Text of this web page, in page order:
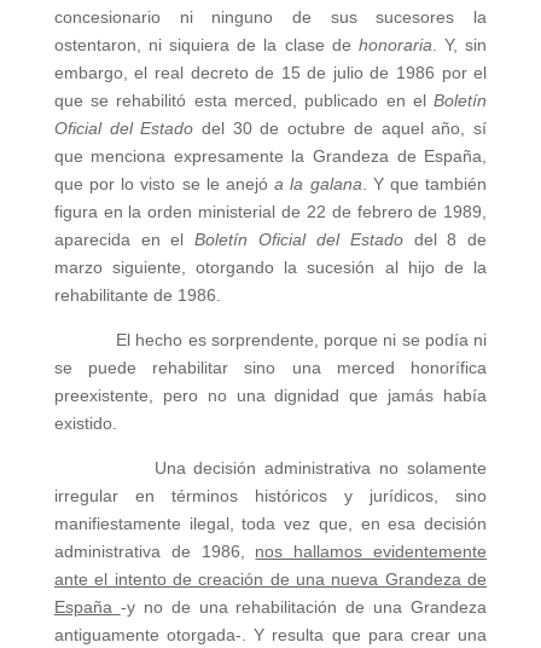
concesionario ni ninguno de sus sucesores la
ostentaron, ni siquiera de la clase de honoraria . Y, sin
embargo, el real decreto de 15 de julio de 1986 por el
que se rehabilitó esta merced, publicado en elBoletín
Oficial del Estadodel 30 de octubre de aquel año, sí
que menciona expresamente la Grandeza de España,
que por lo visto se le anejóa la galana . Y que también
figura en la orden ministerial de 22 de febrero de 1989,
aparecida en elBoletín Oficial del Estado del 8 de
marzo siguiente, otorgando la sucesión al hijo de la
rehabilitante de 1986.
El hecho es sorprendente, porque ni se podía ni
se puede rehabilitar sino una merced honorífica
preexistente, pero no una dignidad que jamás había
existido.
Una decisión administrativa no solamente
irregular en términos históricos y jurídicos, sino
manifiestamente ilegal, toda vez que, en esa decisión
administrativa de 1986, nos hallamos evidentemente
ante el intento de creación de una nueva Grandeza de
España -y no de una rehabilitación de una Grandeza
antiguamente otorgada-. Y resulta que para crear una